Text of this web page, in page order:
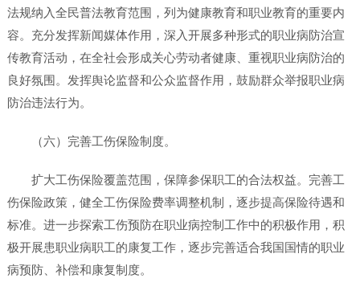
法规纳入全民普法教育范围，列为健康教育和职业教育的重要内
容。充分发挥新闻媒体作用，深入开展多种形式的职业病防治宣
传教育活动，在全社会形成关心劳动者健康、重视职业病防治的
良好氛围。发挥舆论监督和公众监督作用，鼓励群众举报职业病
防治违法行为。
（六）完善工伤保险制度。
扩大工伤保险覆盖范围，保障参保职工的合法权益。完善工
伤保险政策，健全工伤保险费率调整机制，逐步提高保险待遇和
标准。进一步探索工伤预防在职业病控制工作中的积极作用，积
极开展患职业病职工的康复工作，逐步完善适合我国国情的职业
病预防、补偿和康复制度。